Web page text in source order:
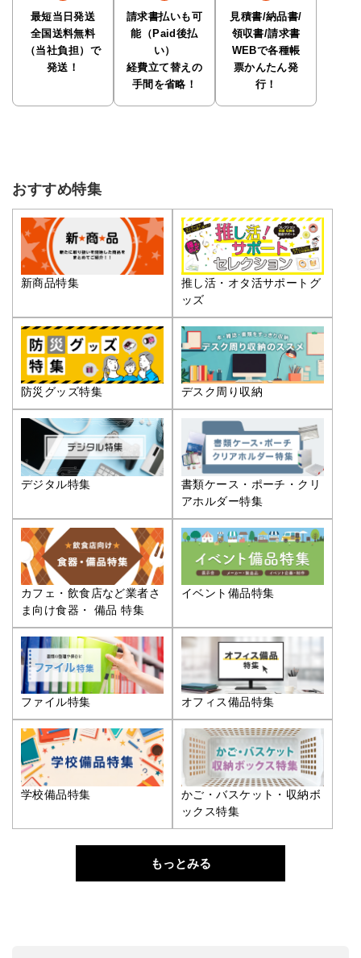
最短当日発送
全国送料無料
（当社負担）で
発送！
請求書払いも可
能（Paid後払
い）
経費立て替えの
手間を省略！
見積書/納品書/
領収書/請求書
WEBで各種帳
票かんたん発
行！
おすすめ特集
新商品特集
推し活・オタ活サポートグ
ッズ
防災グッズ特集 デスク周り収納
デジタル特集
書類ケース・ポーチ・クリ
アホルダー特集
カフェ・飲食店など業者さ
ま向け食器・ 備品 特集
イベント備品特集
ファイル特集 オフィス備品特集
学校備品特集
かご・バスケット・収納ボ
ックス特集
もっとみる